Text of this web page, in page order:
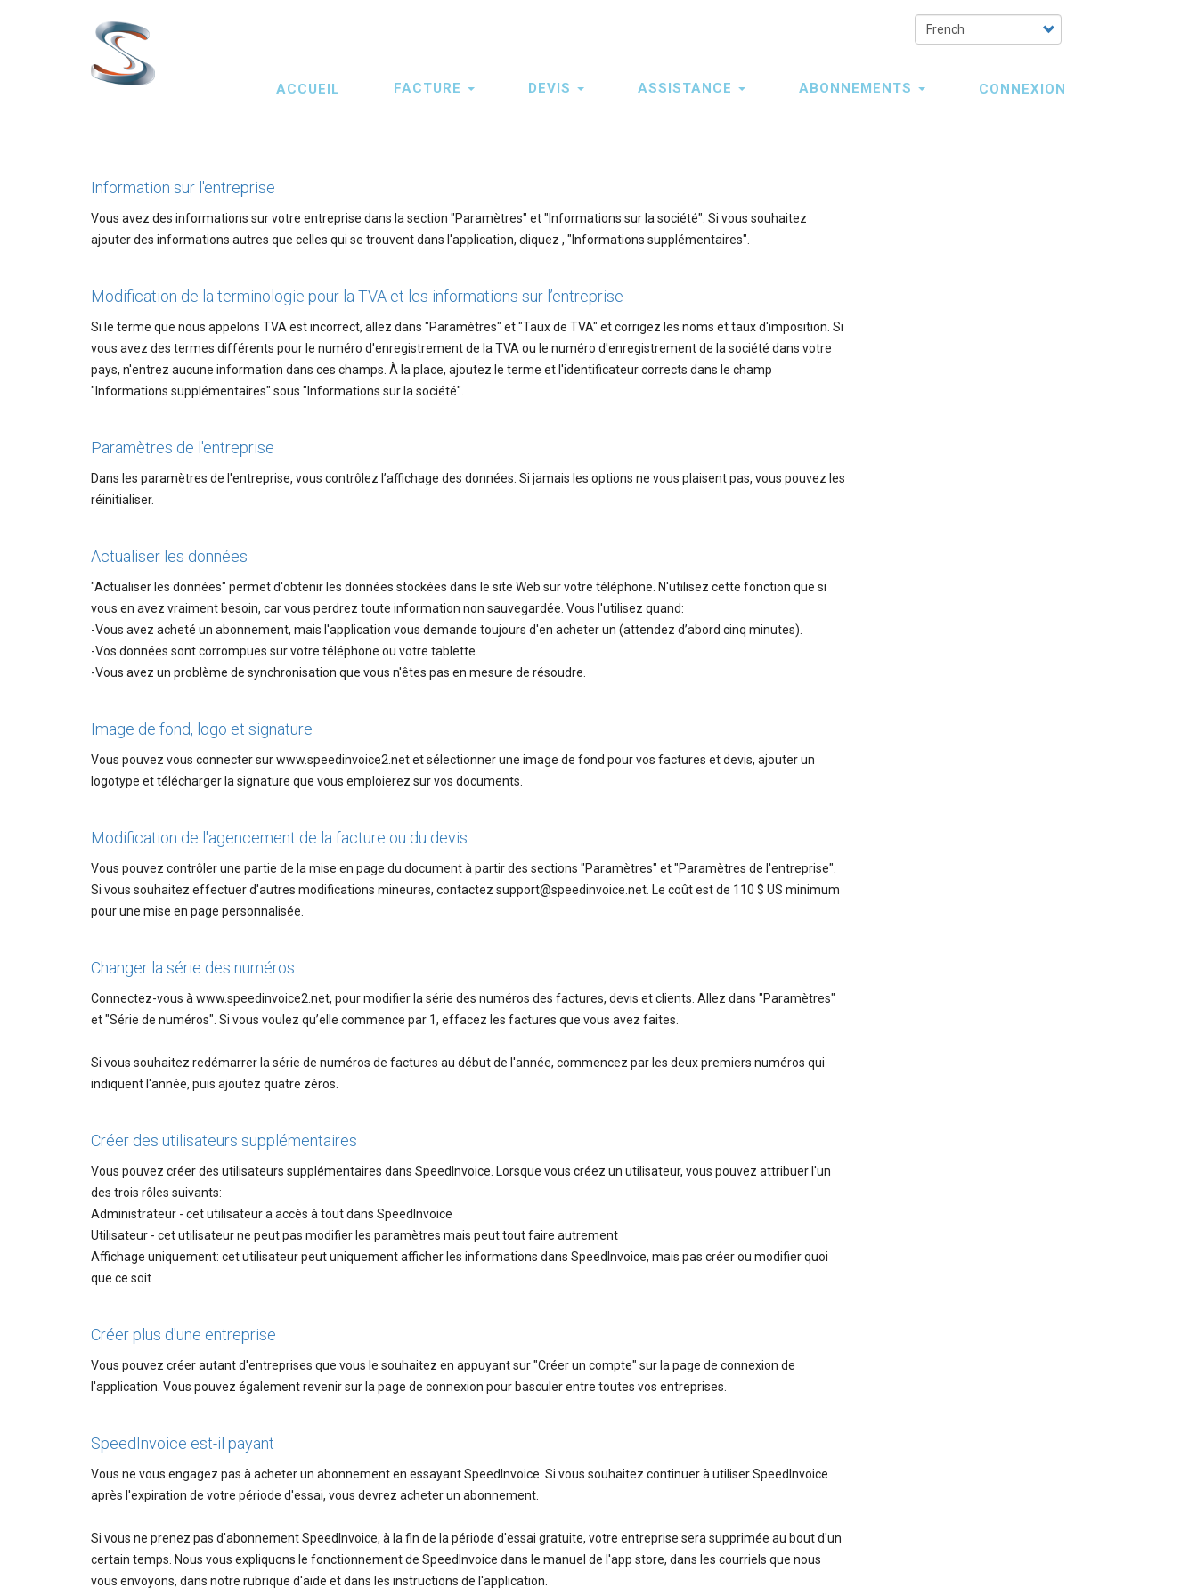
Select
your
Main
ACCUEIL FACTURE DEVIS ASSISTANCE ABONNEMENTS CONNEXION
Information sur l'entreprise
Vous avez des informations sur votre entreprise dans la section "Paramètres" et "Informations sur la société". Si vous souhaitez
ajouter des informations autres que celles qui se trouvent dans l'application, cliquez , "Informations supplémentaires".
Modification de la terminologie pour la TVA et les informations sur l’entreprise
Si le terme que nous appelons TVA est incorrect, allez dans "Paramètres" et "Taux de TVA" et corrigez les noms et taux d'imposition. Si
vous avez des termes différents pour le numéro d'enregistrement de la TVA ou le numéro d'enregistrement de la société dans votre
pays, n'entrez aucune information dans ces champs. À la place, ajoutez le terme et l'identificateur corrects dans le champ
"Informations supplémentaires" sous "Informations sur la société".
Paramètres de l'entreprise
Dans les paramètres de l'entreprise, vous contrôlez l’affichage des données. Si jamais les options ne vous plaisent pas, vous pouvez les
réinitialiser.
Actualiser les données
"Actualiser les données" permet d'obtenir les données stockées dans le site Web sur votre téléphone. N'utilisez cette fonction que si
vous en avez vraiment besoin, car vous perdrez toute information non sauvegardée. Vous l'utilisez quand:
-Vous avez acheté un abonnement, mais l'application vous demande toujours d'en acheter un (attendez d’abord cinq minutes).
-Vos données sont corrompues sur votre téléphone ou votre tablette.
-Vous avez un problème de synchronisation que vous n'êtes pas en mesure de résoudre.
Image de fond, logo et signature
Vous pouvez vous connecter sur www.speedinvoice2.net et sélectionner une image de fond pour vos factures et devis, ajouter un
logotype et télécharger la signature que vous emploierez sur vos documents.
Modification de l'agencement de la facture ou du devis
Vous pouvez contrôler une partie de la mise en page du document à partir des sections "Paramètres" et "Paramètres de l'entreprise".
Si vous souhaitez effectuer d'autres modifications mineures, contactez support@speedinvoice.net. Le coût est de 110 $ US minimum
pour une mise en page personnalisée.
Changer la série des numéros
Connectez-vous à www.speedinvoice2.net, pour modifier la série des numéros des factures, devis et clients. Allez dans "Paramètres"
et "Série de numéros". Si vous voulez qu’elle commence par 1, effacez les factures que vous avez faites.
Si vous souhaitez redémarrer la série de numéros de factures au début de l'année, commencez par les deux premiers numéros qui
indiquent l'année, puis ajoutez quatre zéros.
Créer des utilisateurs supplémentaires
Vous pouvez créer des utilisateurs supplémentaires dans SpeedInvoice. Lorsque vous créez un utilisateur, vous pouvez attribuer l'un
des trois rôles suivants:
Administrateur - cet utilisateur a accès à tout dans SpeedInvoice
Utilisateur - cet utilisateur ne peut pas modifier les paramètres mais peut tout faire autrement
Affichage uniquement: cet utilisateur peut uniquement afficher les informations dans SpeedInvoice, mais pas créer ou modifier quoi
que ce soit
Créer plus d'une entreprise
Vous pouvez créer autant d'entreprises que vous le souhaitez en appuyant sur "Créer un compte" sur la page de connexion de
l'application. Vous pouvez également revenir sur la page de connexion pour basculer entre toutes vos entreprises.
SpeedInvoice est-il payant
Vous ne vous engagez pas à acheter un abonnement en essayant SpeedInvoice. Si vous souhaitez continuer à utiliser SpeedInvoice
après l'expiration de votre période d'essai, vous devrez acheter un abonnement.
Si vous ne prenez pas d'abonnement SpeedInvoice, à la fin de la période d'essai gratuite, votre entreprise sera supprimée au bout d'un
certain temps. Nous vous expliquons le fonctionnement de SpeedInvoice dans le manuel de l'app store, dans les courriels que nous
vous envoyons, dans notre rubrique d'aide et dans les instructions de l'application.